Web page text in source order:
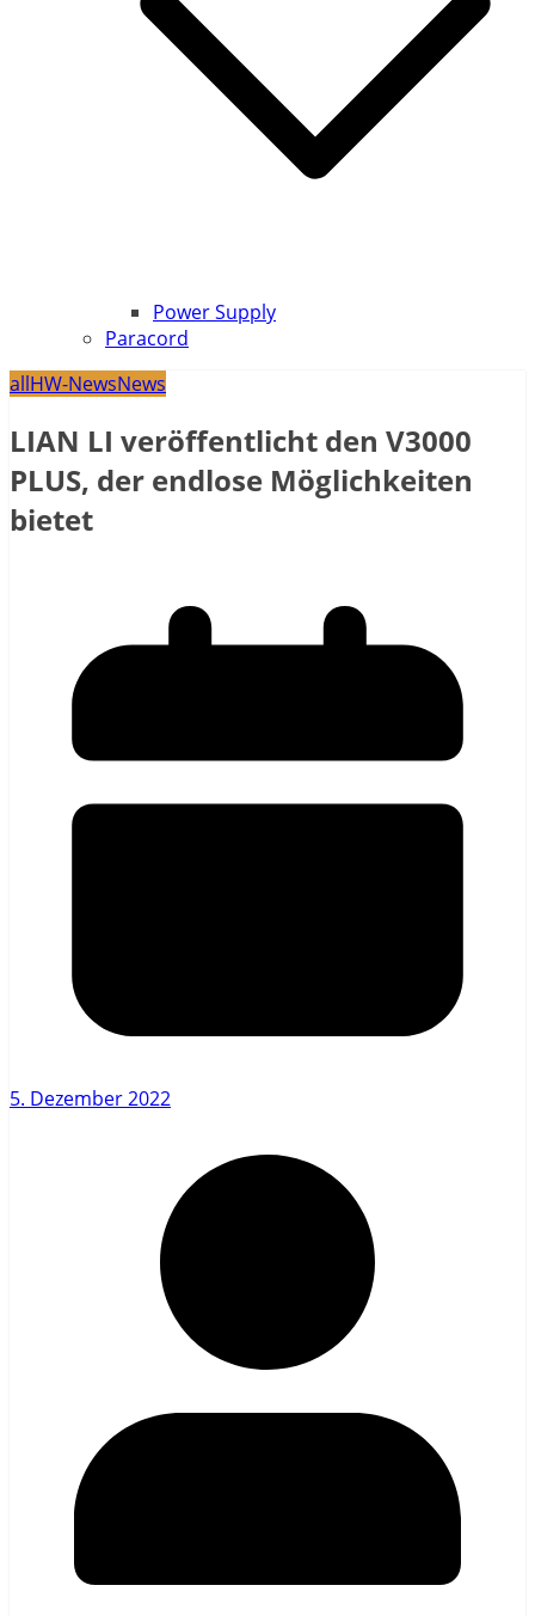
Power Supply
Paracord
allHW-NewsNews
LIAN LI veröffentlicht den V3000
PLUS, der endlose Möglichkeiten
bietet
5. Dezember 2022